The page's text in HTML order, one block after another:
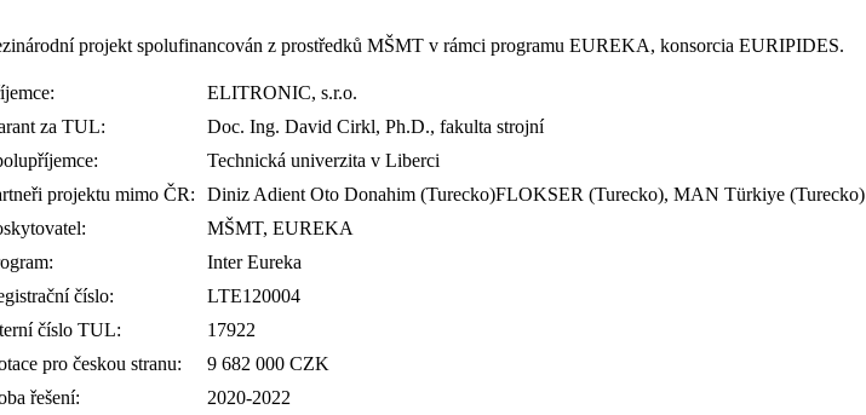
projekt spolufinancován z prostředků MŠMT v rámci programu EUREKA, konsorcia EURIPIDES.
ELITRONIC, s.r.o.
za TUL:
Doc. Ing. David Cirkl, Ph.D., fakulta strojní
Technická univerzita v Liberci
projektu mimo ČR:
Diniz Adient Oto Donahim (Turecko)FLOKSER (Turecko), MAN Türkiye (Turecko)
MŠMT, EUREKA
Inter Eureka
číslo:
LTE120004
číslo TUL:
17922
pro českou stranu:
9 682 000 CZK
řešení:
2020-2022